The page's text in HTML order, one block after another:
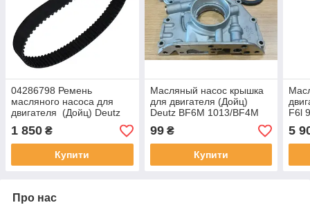
04286798 Ремень
масляного насоса для
двигателя (Дойц) Deutz
BF4m1011
1 850 ₴
Купити
Масляный насос крышка
для двигателя (Дойц)
Deutz BF6M 1013/BF4M
1013
99₴
Купити
F6l
5
Про нас